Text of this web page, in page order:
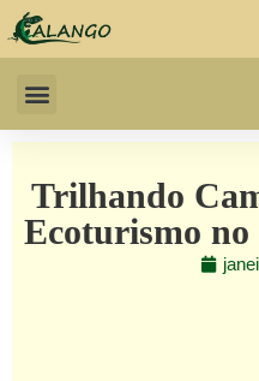
para
conteúdoMenu
Trilhando
Ecoturismo